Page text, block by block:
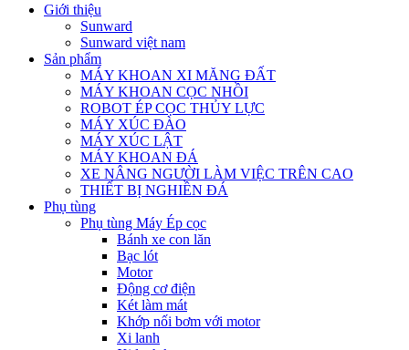
Giới thiệu
Sunward
Sunward việt nam
Sản phẩm
MÁY KHOAN XI MĂNG ĐẤT
MÁY KHOAN CỌC NHỒI
ROBOT ÉP CỌC THỦY LỰC
MÁY XÚC ĐÀO
MÁY XÚC LẬT
MÁY KHOAN ĐÁ
XE NÂNG NGƯỜI LÀM VIỆC TRÊN CAO
THIẾT BỊ NGHIỀN ĐÁ
Phụ tùng
Phụ tùng Máy Ép cọc
Bánh xe con lăn
Bạc lót
Motor
Động cơ điện
Két làm mát
Khớp nối bơm với motor
Xi lanh